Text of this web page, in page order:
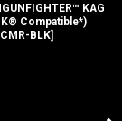
KAG
Compatible*)
BLK]